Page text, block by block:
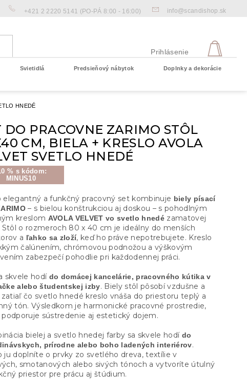
+421 2 2220 5141 (PO-PÁ 8:00 - 16:00) info@scandishop.sk
Prihlásenie
Svietidlá Predsieňový nábytok Doplnky a dekorácie
HNEDÉ
DO PRACOVNE ZARIMO STÔL
CM, BIELA + KRESLO AVOLA
SVETLO HNEDÉ
% s kódom:
MINUS10
elegantný a funkčný pracovný set kombinuje biely písací
– s bielou konštrukciou aj doskou – s pohodlným
kreslom AVOLA VELVET vo svetlo hnedé zamatovej
Stôl o rozmeroch 80 x 40 cm je ideálny do menších
a ľahko sa zloží, keď ho práve nepotrebujete. Kreslo
čalúnením, chrómovou podnožou a výškovým
zabezpečí pohodlie pri každodennej práci.
skvele hodído domácej kancelárie, pracovného kútika v
alebo študentskej izby. Biely stôl pôsobí vzdušne a
čo svetlo hnedé kreslo vnáša do priestoru teplý a
tón. Výsledkom je harmonické pracovné prostredie,
sústredenie aj estetický dojem.
bielej a svetlo hnedej farby sa skvele hodí do
prírodne alebo boho ladených interiérov.
ju doplníte o prvky zo svetlého dreva, textílie v
smotanových alebo sivých tónoch a vytvoríte útulný
priestor pre prácu aj štúdium.